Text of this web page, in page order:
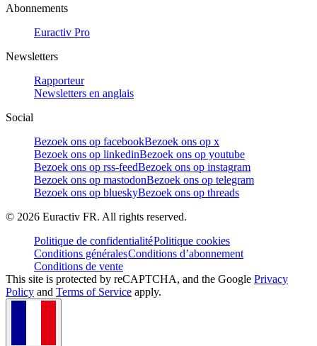
Abonnements
Euractiv Pro
Newsletters
Rapporteur
Newsletters en anglais
Social
Bezoek ons op facebookBezoek ons op x
Bezoek ons op linkedinBezoek ons op youtube
Bezoek ons op rss-feedBezoek ons op instagram
Bezoek ons op mastodonBezoek ons op telegram
Bezoek ons op blueskyBezoek ons op threads
© 2026 Euractiv FR. All rights reserved.
Politique de confidentialitéPolitique cookies
Conditions généralesConditions d’abonnement
Conditions de vente
This site is protected by reCAPTCHA, and the Google Privacy
Policy and Terms of Service apply.